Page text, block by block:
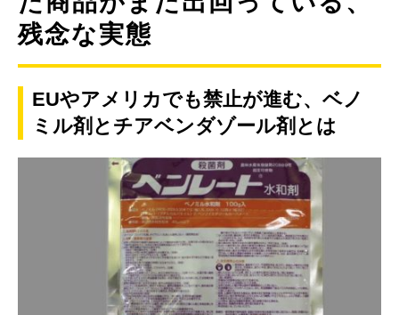
残念な実態
EUやアメリカでも禁止が進む、ベノ
ミル剤とチアベンダゾール剤とは